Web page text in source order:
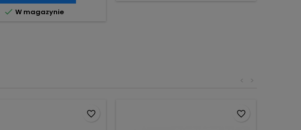
 W magazynie
>
<
favorite_border favorite_border